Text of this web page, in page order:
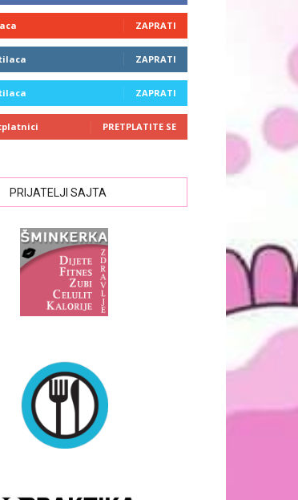
ZAPRATI
ZAPRATI
ZAPRATI
PRETPLATITE SE
PRIJATELJI SAJTA